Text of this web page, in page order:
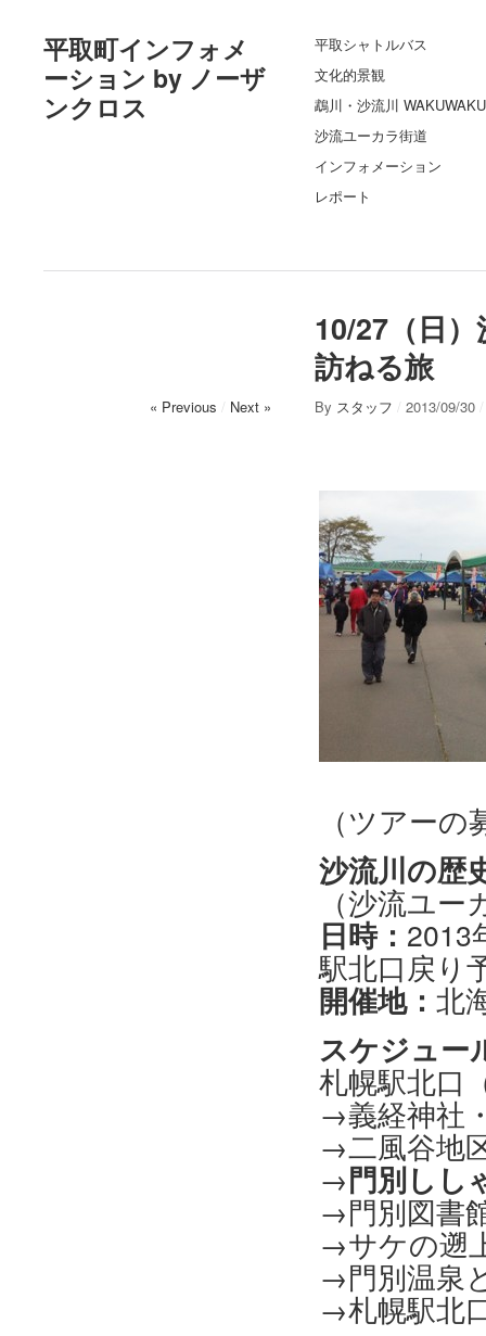
平取町インフォメ
ーション by ノーザ
ンクロス
平取シャトルバス
文化的景観
鵡川・沙流川 WAKUWAKU
沙流ユーカラ街道
インフォメーション
レポート
10/27（日
訪ねる旅
« Previous / Next » By スタッフ / 2013/09/30 /
（ツアー
沙流川の歴
（沙流ユ
日時： 2013
駅北口戻り
開催地： 北
スケジュー
札幌駅北口
→義経神社
→二風谷地
→門別しし
→門別図書
→サケの遡
→門別温泉
→札幌駅北